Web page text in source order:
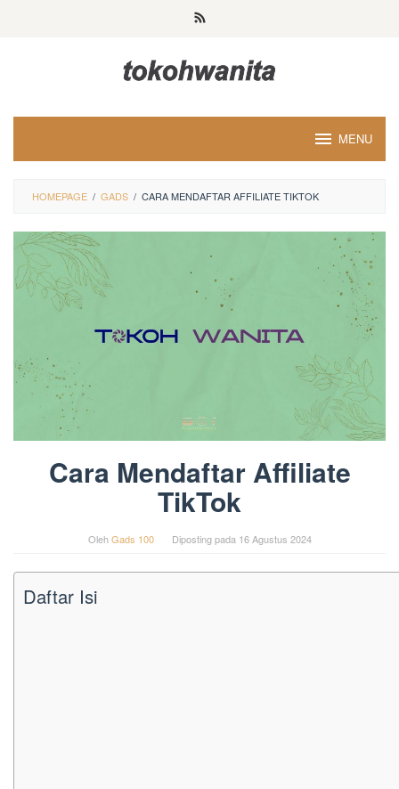
MENU
HOMEPAGE / GADS / CARA MENDAFTAR AFFILIATE TIKTOK
Cara Mendaftar Affiliate
TikTok
OlehGads 100 Diposting pada 16 Agustus 2024
Daftar Isi